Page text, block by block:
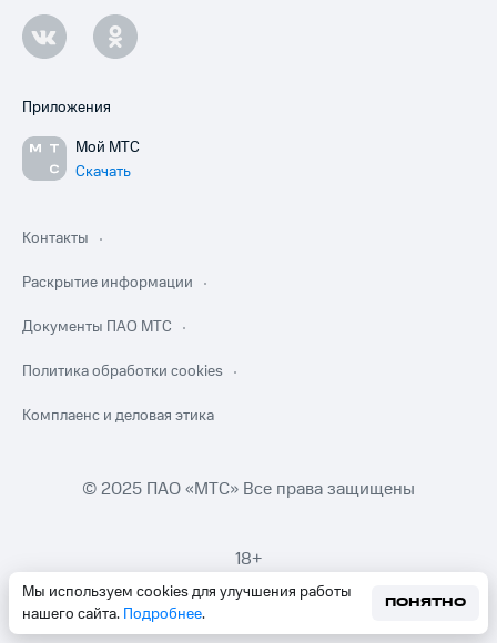
Мы используем cookies для улучшения работы
нашего сайта. Подробнее.
ПОНЯТНО
Приложения
Мой МТС
Скачать
Контакты
Раскрытие информации
Документы ПАО МТС
Политика обработки cookies
Комплаенс и деловая этика
© 2025 ПАО «МТС» Все права защищены
18+